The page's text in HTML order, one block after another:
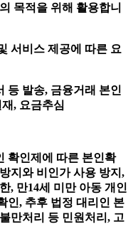
목적을 위해 활용합니
서비스 제공에 따른 요
등 발송, 금융거래 본인
, 요금추심
확인제에 따른 본인확
지와 비인가 사용 방지,
, 만14세 미만 아동 개인
인, 추후 법정 대리인 본
만처리 등 민원처리, 고